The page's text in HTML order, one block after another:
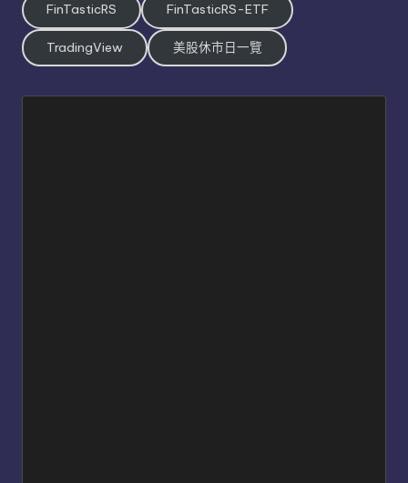
FinTasticRS FinTasticRS-ETF
TradingView 美股休市日一覽